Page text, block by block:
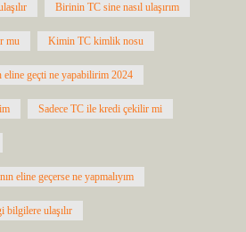
Birinin TC sine nasıl ulaşırım
mu Kimin TC kimlik nosu
geçti ne yapabilirim 2024
Sadece TC ile kredi çekilir mi
eline geçerse ne yapmalıyım
bilgilere ulaşılır